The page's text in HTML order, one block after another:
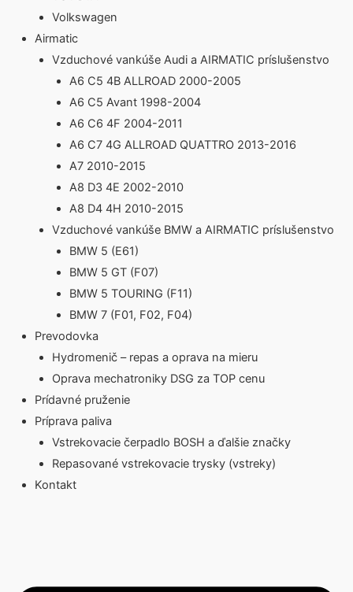
Volkswagen
Airmatic
Vzduchové vankúše Audi a AIRMATIC príslušenstvo
A6 C5 4B ALLROAD 2000-2005
A6 C5 Avant 1998-2004
A6 C6 4F 2004-2011
A6 C7 4G ALLROAD QUATTRO 2013-2016
A7 2010-2015
A8 D3 4E 2002-2010
A8 D4 4H 2010-2015
Vzduchové vankúše BMW a AIRMATIC príslušenstvo
BMW 5 (E61)
BMW 5 GT (F07)
BMW 5 TOURING (F11)
BMW 7 (F01, F02, F04)
Prevodovka
Hydromenič – repas a oprava na mieru
Oprava mechatroniky DSG za TOP cenu
Prídavné pruženie
Príprava paliva
Vstrekovacie čerpadlo BOSH a ďalšie značky
Repasované vstrekovacie trysky (vstreky)
Kontakt